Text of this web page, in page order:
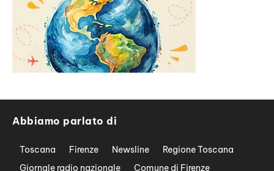
Abbiamo parlato di
Toscana Firenze Newsline
Regione Toscana
Giornale radio nazionale
Comune di Firenze